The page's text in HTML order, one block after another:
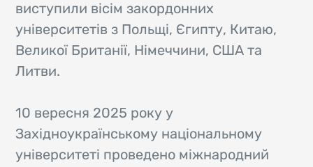
виступили вісім закордонних
університетів з Польщі, Єгипту, Китаю,
Великої Британії, Німеччини, США та
Литви.
10 вересня 2025 року у
Західноукраїнському національному
університеті проведено міжнародний